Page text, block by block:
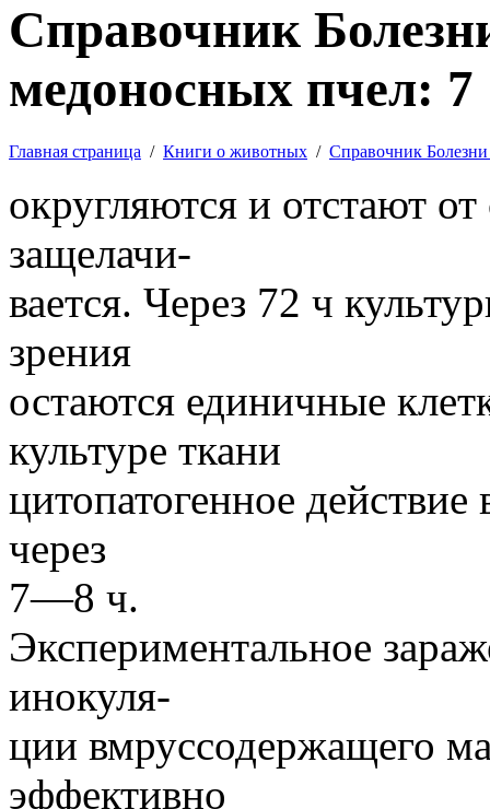
Справочник
медоносных пчел: 7
Главная страница / Книги о животных / Справочник
округляются и отстают
защелачи-
вается. Через 72 ч
зрения
остаются единичные
культуре ткани
цитопатогенное действие
через
7—8 ч.
Экспериментальное
инокуля-
ции вмруссодержащего
эффективно